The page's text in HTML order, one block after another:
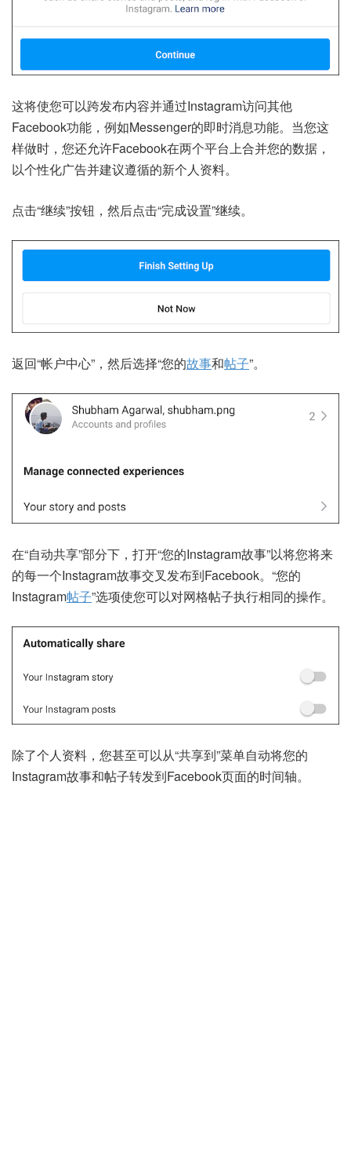
这将使您可以跨发布内容并通过Instagram访问其他
Facebook功能，例如Messenger的即时消息功能。当您这
样做时，您还允许Facebook在两个平台上合并您的数据，
以个性化广告并建议遵循的新个人资料。
点击“继续”按钮，然后点击“完成设置”继续。
返回“帐户中心”，然后选择“您的故事和帖子”。
在“自动共享”部分下，打开“您的Instagram故事”以将您将来
的每一个Instagram故事交叉发布到Facebook。“您的
Instagram帖子”选项使您可以对网格帖子执行相同的操作。
除了个人资料，您甚至可以从“共享到”菜单自动将您的
Instagram故事和帖子转发到Facebook页面的时间轴。